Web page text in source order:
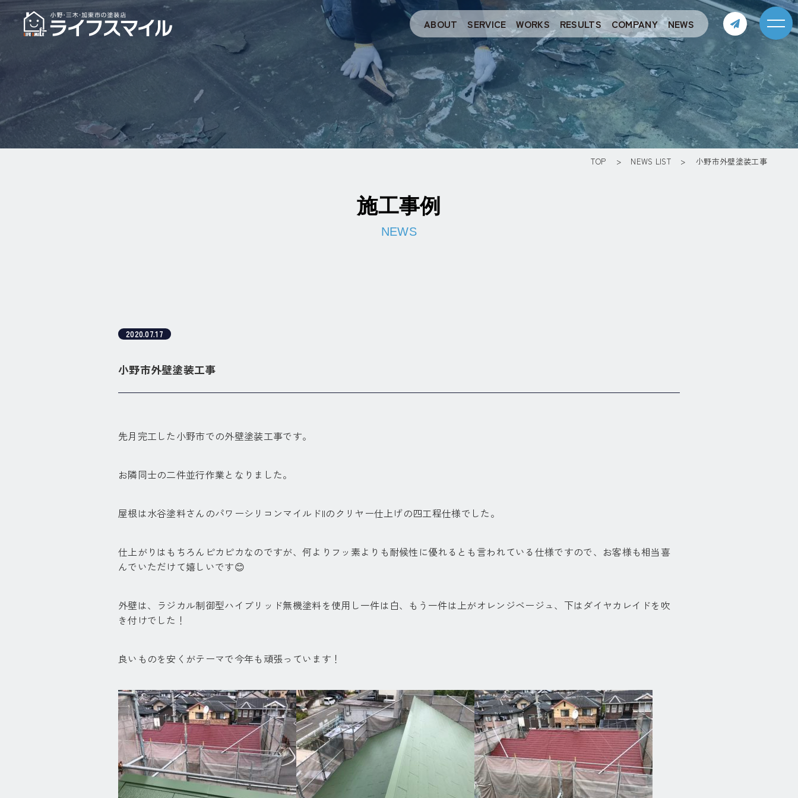
ABOUT SERVICE WORKS RESULTS COMPANY NEWS
TOP NEWS LIST 小野市外壁塗装工事
施工事例
2020.07.17
小野市外壁塗装工事
先月完工した小野市での外壁塗装工事です。
お隣同士の二件並行作業となりました。
屋根は水谷塗料さんのパワーシリコンマイルドIIのクリヤー仕上げの四工程仕様でした。
仕上がりはもちろんピカピカなのですが、何よりフッ素よりも耐候性に優れるとも言われている仕様ですので、お客様も相当喜
んでいただけて嬉しいです😊
外壁は、ラジカル制御型ハイブリッド無機塗料を使用し一件は白、もう一件は上がオレンジベージュ、下はダイヤカレイドを吹
き付けでした！
良いものを安くがテーマで今年も頑張っています！